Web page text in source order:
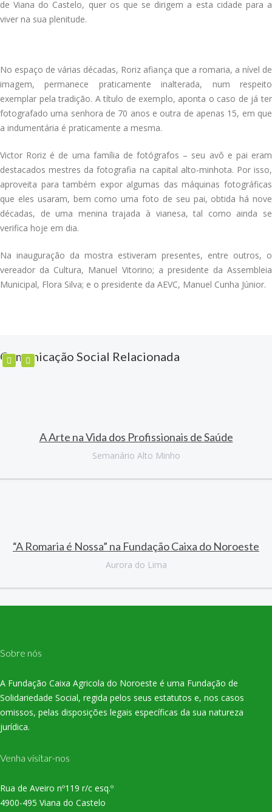
de Viana do Castelo, quer os que se dirigem a esta cidade para a
viver na sua plenitude.
No espaço de várias décadas, Roriz afiança que a romaria, a nível de
imagem, permanece praticamente inalterada, num respeito
exemplar pela tradição. A título de exemplo, aponta o caso de já ter
fotografado uma senhora de 70 anos e outra de apenas 15, em que
a indumentária é praticamente a mesma.
Victor Roriz é de uma família de fotógrafos – seu avô e pai eram
destacados mestres da fotografia na capital alto-minhota. Por isso,
aproveita para também expor algumas das máquinas fotográficas
que eles usaram, bem como uma foto de seu pai, obtida há nove
décadas, de uma menina trajada à vianesa, tal como ainda se
verifica hoje em dia.
Na inauguração da mostra estiveram presentes, entre outros, o
vereador da Cultura, Manuel Vitorino; a presidente da Assembleia
Municipal, Flora Silva; e o presidente da AEVC, Manuel Cunha Júnior.
Comunicação Social Relacionada
A Arte na Vida dos Profissionais de Saúde
Semanário Alto Minho
“A Romaria é Nossa” na Fundação Caixa do Noroeste
Aurora do Lima
Sobre nós
A Fundação Caixa Agricola do Noroeste é uma Fundação de
Solidariedade Social, regida pelos seus estatutos e, nos casos
omissos, pelas disposições legais específicas da sua natureza
jurídica.
Venha visitar-nos
Rua de Aveiro nº119 r/c esq.º
4900-495 Viana do Castelo